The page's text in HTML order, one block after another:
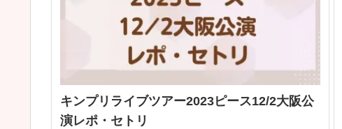
キンプリライブツアー2023ピース12/2大阪公
演レポ・セトリ